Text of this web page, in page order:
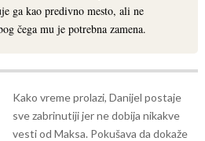
ga kao predivno mesto, ali ne
čega mu je potrebna zamena.
Kako vreme prolazi, Danijel postaje
sve zabrinutiji jer ne dobija nikakve
vesti od Maksa. Pokušava da dokaže